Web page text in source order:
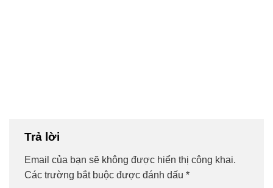
Trả lời
Email của bạn sẽ không được hiển thị công khai.
Các trường bắt buộc được đánh dấu *